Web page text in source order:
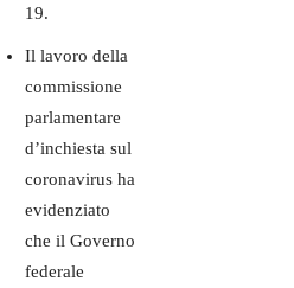
19.
Il lavoro della
commissione
parlamentare
d’inchiesta sul
coronavirus ha
evidenziato
che il Governo
federale